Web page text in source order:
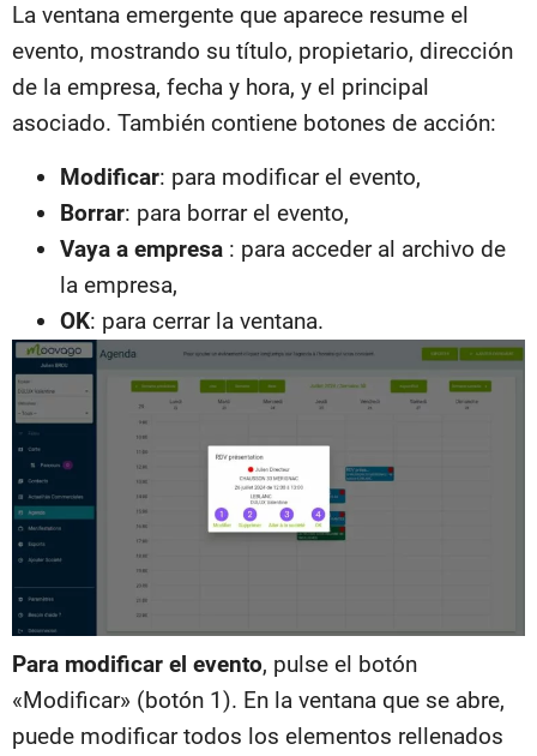
La ventana emergente que aparece resume el
evento, mostrando su título, propietario, dirección
de la empresa, fecha y hora, y el principal
asociado. También contiene botones de acción:
Modificar: para modificar el evento,
Borrar: para borrar el evento,
Vaya a empresa : para acceder al archivo de
la empresa,
OK: para cerrar la ventana.
Para modificar el evento, pulse el botón
«Modificar» (botón 1). En la ventana que se abre,
puede modificar todos los elementos rellenados